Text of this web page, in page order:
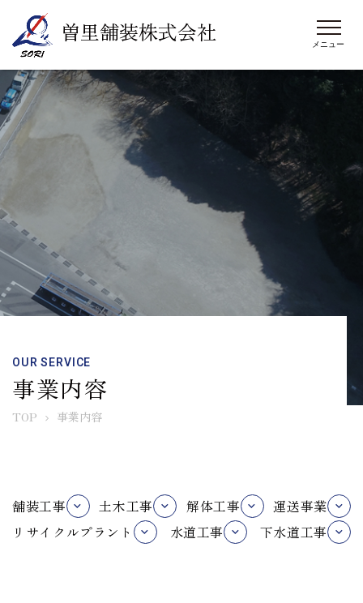
曽里舗装株式会社
OUR SERVICE
事業内容
TOP 事業内容
舗装工事 土木工事 解体工事
運送事業
リサイクルプラント
水道工事 下水道工事